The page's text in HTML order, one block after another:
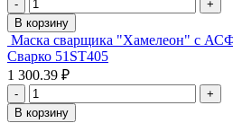
-
+
В корзину
Маска сварщика "Хамелеон" с
Сварко 51ST405
1 300.39 ₽
-
+
В корзину